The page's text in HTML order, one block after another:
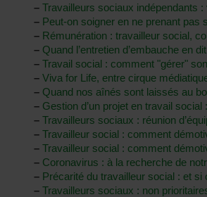
– Travailleurs sociaux indépendants
– Peut-on soigner en ne prenant pas
– Rémunération : travailleur social,
– Quand l’entretien d’embauche en
– Travail social : comment "gérer"
– Viva for Life, entre cirque
– Quand nos aînés sont laissés au
– Gestion d’un projet en travail
– Travailleurs sociaux : réunion
– Travailleur social : comment
– Travailleur social : comment
– Coronavirus : à la recherche de
– Précarité du travailleur social : et si
– Travailleurs sociaux : non